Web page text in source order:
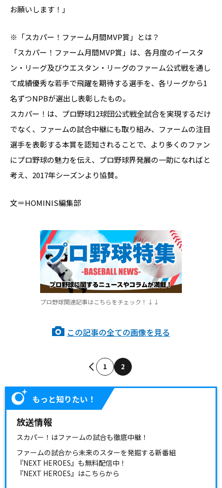
お願いします！」
※「スカパー！ファーム月間MVP賞」とは？
「スカパー！ファーム月間MVP賞」は、各月度のイースタ
ン・リーグ及びウエスタン・リーグのファーム公式戦を通し
て成績優秀な若手で飛躍を期待する選手を、各リーグから1
名ずつNPBが選出し表彰したもの。
スカパー！は、プロ野球12球団公式戦全試合を実現するだけ
でなく、ファームの試合中継にも取り組み、ファームの注目
選手を表彰する本賞を認知されることで、より多くのファン
にプロ野球の魅力を伝え、プロ野球界発展の一助になればと
考え、2017年シーズンより協賛。
文＝HOMINIS編集部
プロ野球関連記事はこちらをチェック！↓↓
この記事の全ての画像を見る
1 2
もっと知りたい！
放送情報
スカパー！はファームの試合も徹底中継！
ファームの試合から未来のスターを発掘する新番組
『NEXT HEROES』も無料配信中！
『NEXT HEROES』はこちらから